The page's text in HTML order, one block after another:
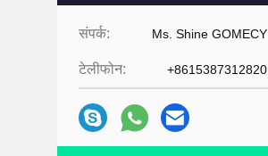
संपर्क: Ms. Shine GOMECY
टेलीफोन: +8615387312820